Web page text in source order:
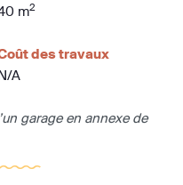
m2
des travaux
A
garage en annexe de